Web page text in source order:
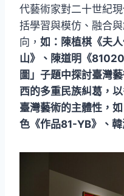
代藝術家對二十世紀
括學習與模仿、融合
向， 如：陳植棋《夫
山》、陳道明《
圖」子題中探討臺灣
西的多重民族糾葛，
臺灣藝術的主體性，
色《作品81-YB》、韓